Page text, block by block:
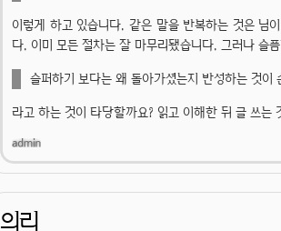
이렇게 하고 있습니다. 같은 말을 반복하는 것은 님
다. 이미 모든 절차는 잘 마무리됐습니다. 그러나 슬
슬퍼하기 보다는 왜 돌아가셨는지 반성하는 것이
라고 하는 것이 타당할까요? 읽고 이해한 뒤 글 쓰는
의리